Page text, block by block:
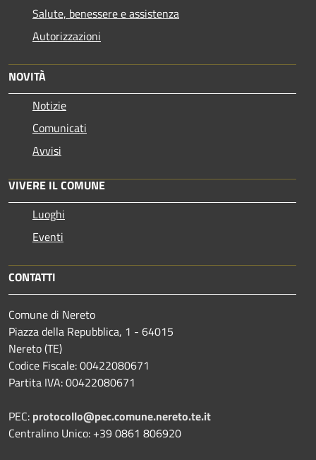
Salute, benessere e assistenza
Autorizzazioni
NOVITÀ
Notizie
Comunicati
Avvisi
VIVERE IL COMUNE
Luoghi
Eventi
CONTATTI
Comune di Nereto
Piazza della Repubblica, 1 - 64015
Nereto (TE)
Codice Fiscale: 00422080671
Partita IVA: 00422080671
PEC: protocollo@pec.comune.nereto.te.it
Centralino Unico: +39 0861 806920